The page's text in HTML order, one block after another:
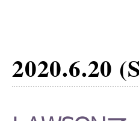
2020.6.20